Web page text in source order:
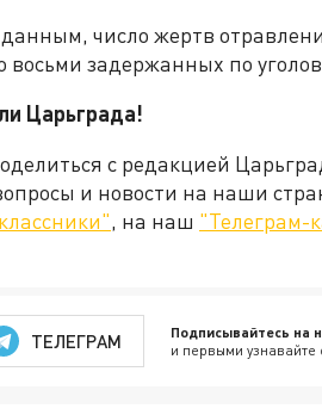
число жертв
восьми задержанных по
Царьграда!
с редакцией
и новости на наши
, на наш "Телеграм-
ТЕЛЕГРАМ Подписывайтесь на
и первыми узнавайте